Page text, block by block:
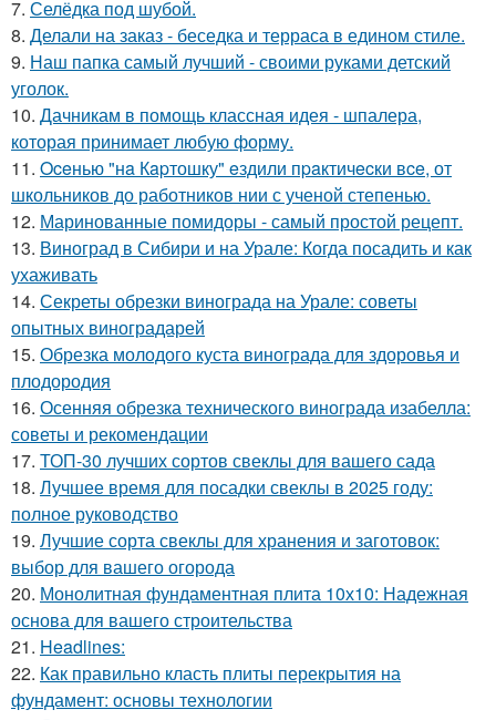
7. Селёдка под шубой.
8. Делали на заказ - беседка и терраса в едином стиле.
9. Наш папка самый лучший - своими руками детский
уголок.
10. Дачникам в помощь классная идея - шпалера,
которая принимает любую форму.
11. Oceнью "нa Кapтошку" eздили пpaктичecки вce, от
школьников до работников нии с ученой степенью.
12. Маринованные помидоры - самый простой рецепт.
13. Виноград в Сибири и на Урале: Когда посадить и как
ухаживать
14. Секреты обрезки винограда на Урале: советы
опытных виноградарей
15. Обрезка молодого куста винограда для здоровья и
плодородия
16. Осенняя обрезка технического винограда изабелла:
советы и рекомендации
17. ТОП-30 лучших сортов свеклы для вашего сада
18. Лучшее время для посадки свеклы в 2025 году:
полное руководство
19. Лучшие сорта свеклы для хранения и заготовок:
выбор для вашего огорода
20. Монолитная фундаментная плита 10х10: Надежная
основа для вашего строительства
21. Headlines:
22. Как правильно класть плиты перекрытия на
фундамент: основы технологии